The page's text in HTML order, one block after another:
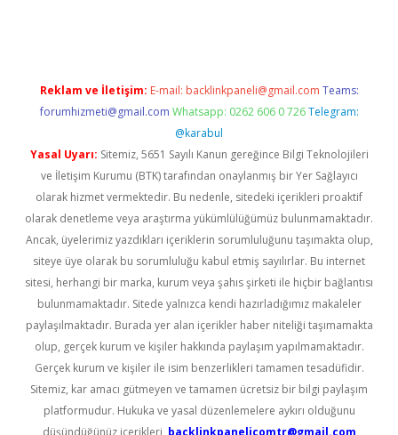
Reklam ve İletişim: E-mail: backlinkpaneli@gmail.com Teams:
forumhizmeti@gmail.com Whatsapp: 0262 606 0 726 Telegram:
@karabul
Yasal Uyarı: Sitemiz, 5651 Sayılı Kanun gereğince Bilgi Teknolojileri
ve İletişim Kurumu (BTK) tarafından onaylanmış bir Yer Sağlayıcı
olarak hizmet vermektedir. Bu nedenle, sitedeki içerikleri proaktif
olarak denetleme veya araştırma yükümlülüğümüz bulunmamaktadır.
Ancak, üyelerimiz yazdıkları içeriklerin sorumluluğunu taşımakta olup,
siteye üye olarak bu sorumluluğu kabul etmiş sayılırlar. Bu internet
sitesi, herhangi bir marka, kurum veya şahıs şirketi ile hiçbir bağlantısı
bulunmamaktadır. Sitede yalnızca kendi hazırladığımız makaleler
paylaşılmaktadır. Burada yer alan içerikler haber niteliği taşımamakta
olup, gerçek kurum ve kişiler hakkında paylaşım yapılmamaktadır.
Gerçek kurum ve kişiler ile isim benzerlikleri tamamen tesadüfidir.
Sitemiz, kar amacı gütmeyen ve tamamen ücretsiz bir bilgi paylaşım
platformudur. Hukuka ve yasal düzenlemelere aykırı olduğunu
düşündüğünüz içerikleri, backlinkpanelicomtr@gmail.com